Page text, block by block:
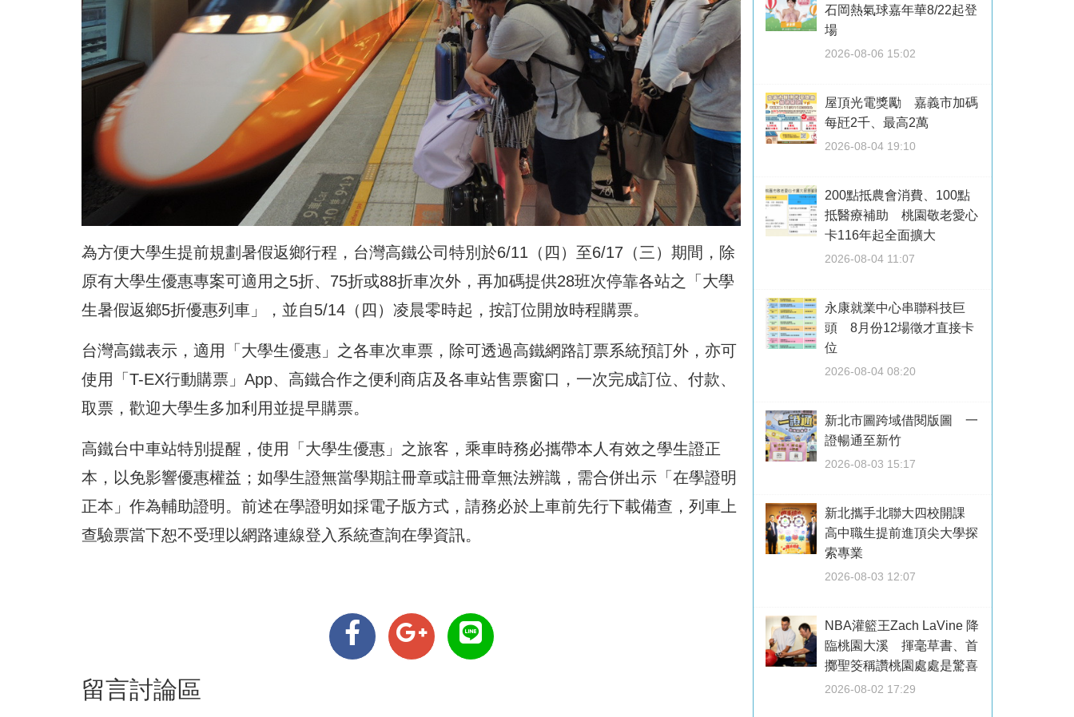
為方便大學生提前規劃暑假返鄉行程，台灣高鐵公司特別於6/11（四）至6/17（三）期間，除
原有大學生優惠專案可適用之5折、75折或88折車次外，再加碼提供28班次停靠各站之「大學
生暑假返鄉5折優惠列車」，並自5/14（四）凌晨零時起，按訂位開放時程購票。
台灣高鐵表示，適用「大學生優惠」之各車次車票，除可透過高鐵網路訂票系統預訂外，亦可
使用「T-EX行動購票」App、高鐵合作之便利商店及各車站售票窗口，一次完成訂位、付款、
取票，歡迎大學生多加利用並提早購票。
高鐵台中車站特別提醒，使用「大學生優惠」之旅客，乘車時務必攜帶本人有效之學生證正
本，以免影響優惠權益；如學生證無當學期註冊章或註冊章無法辨識，需合併出示「在學證明
正本」作為輔助證明。前述在學證明如採電子版方式，請務必於上車前先行下載備查，列車上
查驗票當下恕不受理以網路連線登入系統查詢在學資訊。
留言討論區
石岡熱氣球嘉年華8/22起登
場
2026-08-06 15:02
屋頂光電獎勵 嘉義市加碼
每瓩2千、最高2萬
2026-08-04 19:10
200點抵農會消費、100點
抵醫療補助 桃園敬老愛心
卡116年起全面擴大
2026-08-04 11:07
永康就業中心串聯科技巨
頭 8月份12場徵才直接卡
位
2026-08-04 08:20
新北市圖跨域借閱版圖 一
證暢通至新竹
2026-08-03 15:17
新北攜手北聯大四校開課
高中職生提前進頂尖大學探
索專業
2026-08-03 12:07
NBA灌籃王Zach LaVine 降
臨桃園大溪 揮毫草書、首
擲聖筊稱讚桃園處處是驚喜
2026-08-02 17:29